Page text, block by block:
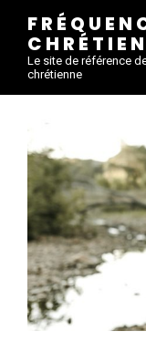
Le site de référence
chrétienne